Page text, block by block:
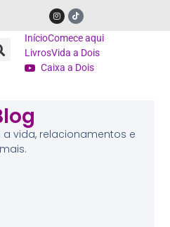
InícioComece aqui
LivrosVida a Dois
Caixa a Dois
a vida, relacionamentos e
mais.